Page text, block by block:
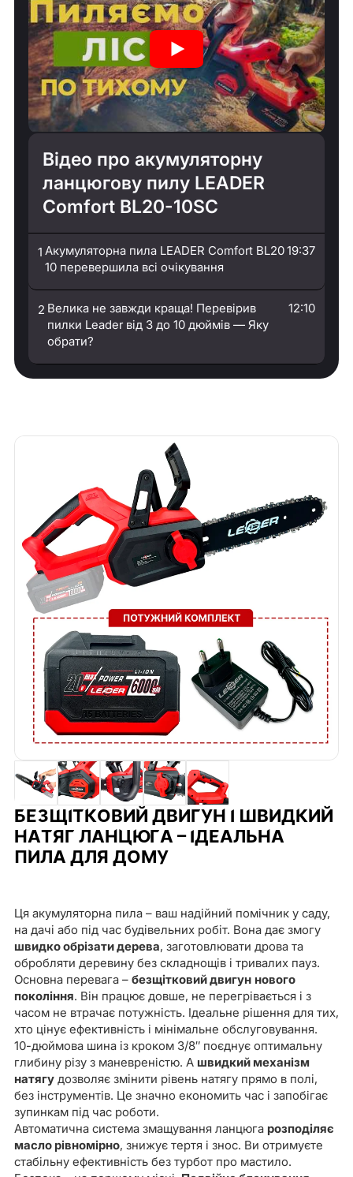
Відео про акумуляторну
ланцюгову пилу LEADER
Comfort BL20-10SС
1 Акумуляторна пила LEADER Comfort BL20
10 перевершила всі очікування
19:37
2 Велика не завжди краща! Перевірив
пилки Leader від 3 до 10 дюймів — Яку
обрати?
12:10
БЕЗЩІТКОВИЙ ДВИГУН І ШВИДКИЙ
НАТЯГ ЛАНЦЮГА – ІДЕАЛЬНА
ПИЛА ДЛЯ ДОМУ
Ця акумуляторна пила – ваш надійний помічник у саду,
на дачі або під час будівельних робіт. Вона дає змогу
швидко обрізати дерева, заготовлювати дрова та
обробляти деревину без складнощів і тривалих пауз.
Основна перевага – безщітковий двигун нового
покоління. Він працює довше, не перегрівається і з
часом не втрачає потужність. Ідеальне рішення для тих,
хто цінує ефективність і мінімальне обслуговування.
10-дюймова шина із кроком 3/8″ поєднує оптимальну
глибину різу з маневреністю. А швидкий механізм
натягудозволяє змінити рівень натягу прямо в полі,
без інструментів. Це значно економить час і запобігає
зупинкам під час роботи.
Автоматична система змащування ланцюга розподіляє
масло рівномірно, знижує тертя і знос. Ви отримуєте
стабільну ефективність без турбот про мастило.